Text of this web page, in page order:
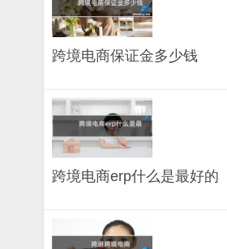
跨境电商保证金多少钱
跨境电商erp什么是最好的